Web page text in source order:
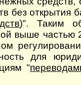
без открытия
)". Таким
выше частью
для
"